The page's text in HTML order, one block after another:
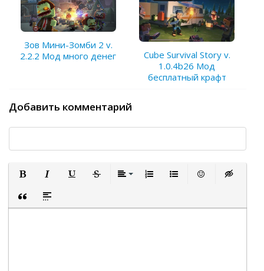
Зов Мини-Зомби 2 v.
2.2.2 Мод много денег
Cube Survival Story v.
1.0.4b26 Мод
бесплатный крафт
Добавить комментарий
Вставка цитаты
Вставка спойлера